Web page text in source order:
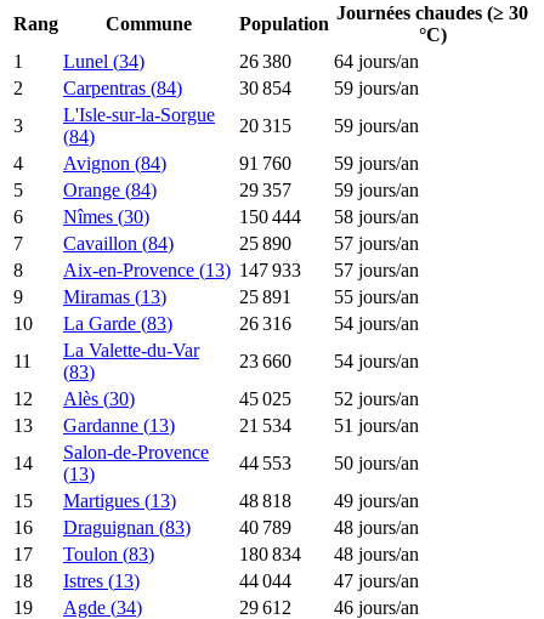
Rang Commune Population
Journées chaudes (≥ 30
°C)
1
Lunel (34) 26 380 64 jours/an
2
Carpentras (84) 30 854 59 jours/an
3
L'Isle-sur-la-Sorgue
(84)
20 315 59 jours/an
4
Avignon (84) 91 760 59 jours/an
5
Orange (84) 29 357 59 jours/an
6
Nîmes (30) 150 444 58 jours/an
7
Cavaillon (84) 25 890 57 jours/an
8
Aix-en-Provence (13) 147 933 57 jours/an
9
Miramas (13) 25 891 55 jours/an
10
La Garde (83) 26 316 54 jours/an
11
La Valette-du-Var
(83)
23 660 54 jours/an
12
Alès (30) 45 025 52 jours/an
13
Gardanne (13) 21 534 51 jours/an
14
Salon-de-Provence
(13)
44 553 50 jours/an
15
Martigues (13) 48 818 49 jours/an
16
Draguignan (83) 40 789 48 jours/an
17
Toulon (83) 180 834 48 jours/an
18
Istres (13) 44 044 47 jours/an
19
Agde (34) 29 612 46 jours/an